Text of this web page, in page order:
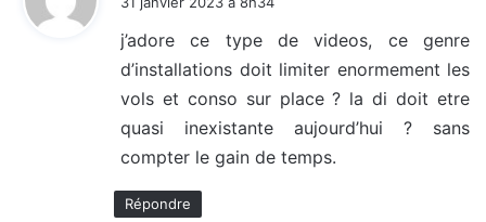
:
j’adore ce type de videos, ce genre
d’installations doit limiter enormement les
vols et conso sur place ? la di doit etre
quasi inexistante aujourd’hui ? sans
compter le gain de temps.
Répondre